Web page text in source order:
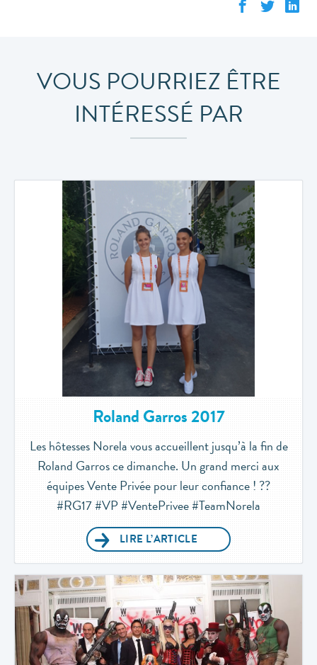
VOUS POURRIEZ ÊTRE
INTÉRESSÉ PAR
Roland Garros 2017
Les hôtesses Norela vous accueillent jusqu’à la fin de
Roland Garros ce dimanche. Un grand merci aux
équipes Vente Privée pour leur confiance ! ??
#RG17 #VP #VentePrivee #TeamNorela
LIRE L’ARTICLE